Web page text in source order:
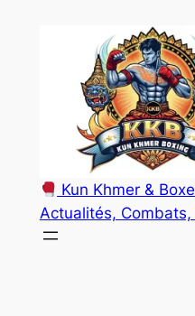
Kun Khmer &
Actualités,